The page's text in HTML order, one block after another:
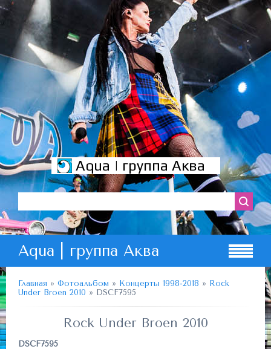
Aqua | группа Аква
Aqua | группа Аква
Главная » Фотоальбом » Концерты 1998-2018 » Rock
Under Broen 2010 » DSCF7595
Rock Under Broen 2010
DSCF7595